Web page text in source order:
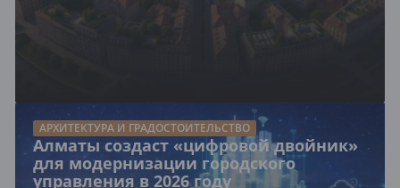
АРХИТЕКТУРА И ГРАДОСТОИТЕЛЬСТВО
Алматы создаст «цифровой двойник»
для модернизации городского
управления в 2026 году